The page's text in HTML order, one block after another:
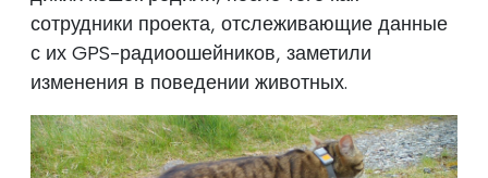
сотрудники проекта, отслеживающие данные
с их GPS-радиоошейников, заметили
изменения в поведении животных.